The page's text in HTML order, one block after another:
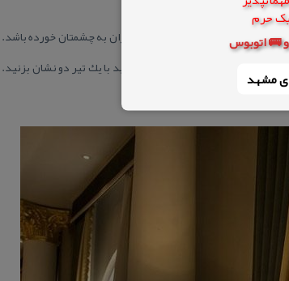
و 🚌 اتوبوس
مشهد
دوره ای و محدود هتل های شهرهای ایران به چشمتان خورده باشد.
هتل های لوكس است. یعنی می توانید با یك تیر دو نشان بزنید.
مجلل در تهران كنید.